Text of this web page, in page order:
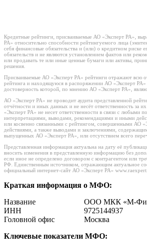
Кредитные рейтинги, присваиваемые АО «Эксперт РА»,
РА» относительно способности рейтингуемого лица
себя финансовые обязательства и (или) о кредитном риске
обязательств и не являются установлением фактов или
или продавать те или иные ценные бумаги или активы,
решения.
Присваиваемые АО «Эксперт РА» рейтинги отражают всю
рейтинга и находящуюся в распоряжении АО «Эксперт
достоверность которой, по мнению АО «Эксперт РА»,
АО «Эксперт РА» не проводит аудита представленной
отчётности и иных данных и не несёт ответственность за
«Эксперт РА» не несет ответственности в связи с любыми
интерпретациями, выводами, рекомендациями и иными
или косвенно связанными с рейтингом, совершенными АО
действиями, а также выводами и заключениями,
выпущенных АО «Эксперт РА», или отсутствием всего
Представленная информация актуальна на дату её
вносить изменения в представленную информацию без
если иное не определено договором с контрагентом или
РФ. Единственным источником, отражающим актуальное
официальный интернет-сайт АО «Эксперт РА»
Краткая информация о МФО:
Название
ООО МКК «М-
ИНН
9725144937
Головной офис
Москва
Ключевые показатели МФО: